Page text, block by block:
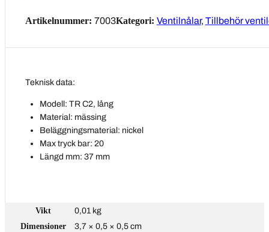
Artikelnummer: 7003Kategori: Ventilnålar, Tillbehör
Teknisk data:
Modell: TR C2, lång
Material: mässing
Beläggningsmaterial: nickel
Max tryck bar: 20
Längd mm: 37 mm
Vikt
0,01 kg
Dimensioner
3,7 × 0,5 × 0,5 cm